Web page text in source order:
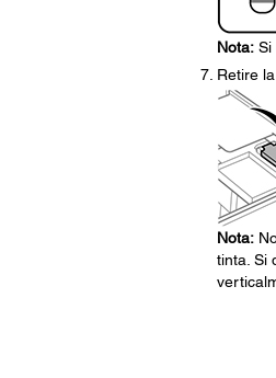
Nota:Si
Retire
Nota:
tinta. Si